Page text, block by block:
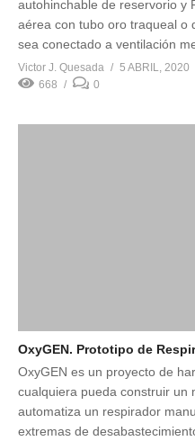
autohinchable de reservorio y
aérea con tubo oro traqueal o
sea conectado a ventilación
Victor J. Quesada
5 ABRIL, 2020
668
0
OxyGEN. Prototipo de
OxyGEN es un proyecto de
cualquiera pueda construir un
automatiza un respirador
extremas de